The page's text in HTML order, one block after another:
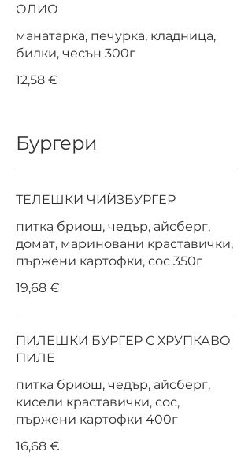
ОЛИО
манатарка, печурка, кладница,
билки, чесън 300г
12,58 €
Бургери
ТЕЛЕШКИ ЧИЙЗБУРГЕР
питка бриош, чедър, айсберг,
домат, мариновани краставички,
пържени картофки, сос 350г
19,68 €
ПИЛЕШКИ БУРГЕР С ХРУПКАВО
ПИЛЕ
питка бриош, чедър, айсберг,
кисели краставички, сос,
пържени картофки 400г
16,68 €